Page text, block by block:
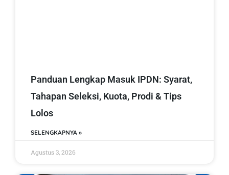
Panduan Lengkap Masuk IPDN: Syarat,
Tahapan Seleksi, Kuota, Prodi & Tips
Lolos
SELENGKAPNYA »
Agustus 3, 2026